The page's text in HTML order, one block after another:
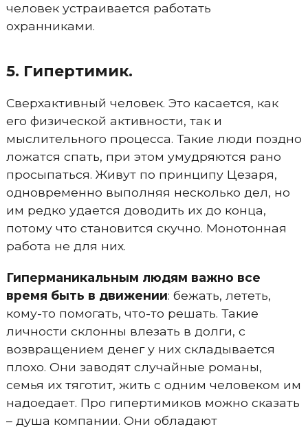
человек устраивается работать
охранниками.
5. Гипертимик.
Сверхактивный человек. Это касается, как
его физической активности, так и
мыслительного процесса. Такие люди поздно
ложатся спать, при этом умудряются рано
просыпаться. Живут по принципу Цезаря,
одновременно выполняя несколько дел, но
им редко удается доводить их до конца,
потому что становится скучно. Монотонная
работа не для них.
Гиперманикальным людям важно все
время быть в движении: бежать, лететь,
кому-то помогать, что-то решать. Такие
личности склонны влезать в долги, с
возвращением денег у них складывается
плохо. Они заводят случайные романы,
семья их тяготит, жить с одним человеком им
надоедает. Про гипертимиков можно сказать
– душа компании. Они обладают